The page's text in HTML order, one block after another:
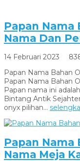
Papan Nama
Nama Dan
14 Februari 2023
Papan Nama Bahan
Papan Nama Bahan
Papan nama ini
Bintang Antik
onyx pilihan...
Papan Nama
Nama Meja